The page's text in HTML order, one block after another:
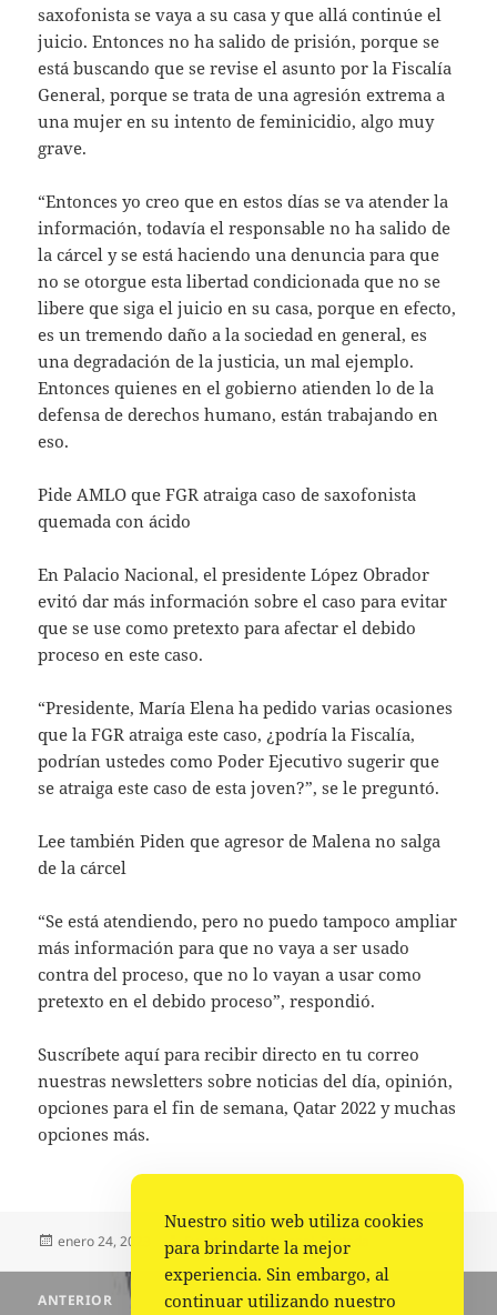
saxofonista se vaya a su casa y que allá continúe el
juicio. Entonces no ha salido de prisión, porque se
está buscando que se revise el asunto por la Fiscalía
General, porque se trata de una agresión extrema a
una mujer en su intento de feminicidio, algo muy
grave.
“Entonces yo creo que en estos días se va atender la
información, todavía el responsable no ha salido de
la cárcel y se está haciendo una denuncia para que
no se otorgue esta libertad condicionada que no se
libere que siga el juicio en su casa, porque en efecto,
es un tremendo daño a la sociedad en general, es
una degradación de la justicia, un mal ejemplo.
Entonces quienes en el gobierno atienden lo de la
defensa de derechos humano, están trabajando en
eso.
Pide AMLO que FGR atraiga caso de saxofonista
quemada con ácido
En Palacio Nacional, el presidente López Obrador
evitó dar más información sobre el caso para evitar
que se use como pretexto para afectar el debido
proceso en este caso.
“Presidente, María Elena ha pedido varias ocasiones
que la FGR atraiga este caso, ¿podría la Fiscalía,
podrían ustedes como Poder Ejecutivo sugerir que
se atraiga este caso de esta joven?”, se le preguntó.
Lee también Piden que agresor de Malena no salga
de la cárcel
“Se está atendiendo, pero no puedo tampoco ampliar
más información para que no vaya a ser usado
contra del proceso, que no lo vayan a usar como
pretexto en el debido proceso”, respondió.
Suscríbete aquí para recibir directo en tu correo
nuestras newsletters sobre noticias del día, opinión,
opciones para el fin de semana, Qatar 2022 y muchas
opciones más.
Publicado
enero 24, 2023 Autor
Fuente Categorías
Nacional,Portada
ANTERIOR
Nuestro sitio web utiliza cookies
para brindarte la mejor
experiencia. Sin embargo, al
continuar utilizando nuestro